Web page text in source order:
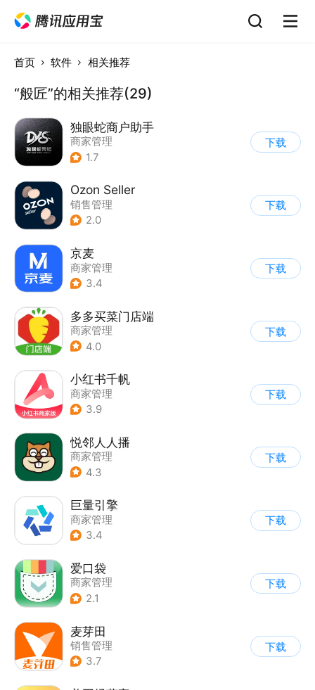
首页 软件 相关推荐
“般匠”的相关推荐(29)
独眼蛇商户助手
商家管理
1.7
下载
Ozon Seller
销售管理
2.0
下载
京麦
商家管理
3.4
下载
多多买菜门店端
商家管理
4.0
下载
小红书千帆
商家管理
3.9
下载
悦邻人人播
商家管理
4.3
下载
巨量引擎
商家管理
3.4
下载
爱口袋
商家管理
2.1
下载
麦芽田
销售管理
3.7
下载